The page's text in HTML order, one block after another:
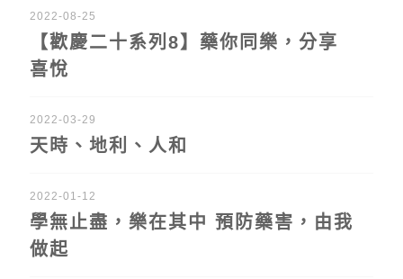
2022-08-25
【歡慶二十系列8】藥你同樂，分享
喜悅
2022-03-29
天時、地利、人和
2022-01-12
學無止盡，樂在其中 預防藥害，由我
做起